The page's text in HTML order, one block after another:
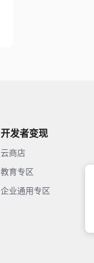
开发者变现
云商店
教育专区
企业通用专区